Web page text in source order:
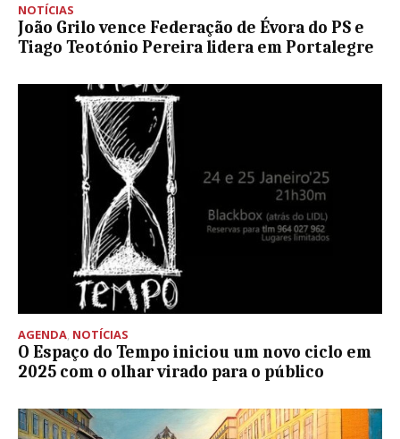
NOTÍCIAS
João Grilo vence Federação de Évora do PS e
Tiago Teotónio Pereira lidera em Portalegre
AGENDA, NOTÍCIAS
O Espaço do Tempo iniciou um novo ciclo em
2025 com o olhar virado para o público